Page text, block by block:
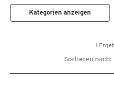
Kategorien anzeigen
1
Sortieren nach: